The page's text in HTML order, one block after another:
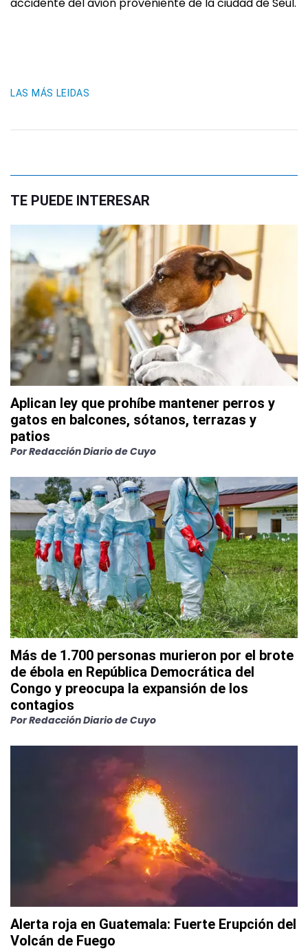
LAS MÁS LEIDAS
TE PUEDE INTERESAR
Aplican ley que prohíbe mantener perros y
gatos en balcones, sótanos, terrazas y
patios
PorRedacción Diario de Cuyo
Más de 1.700 personas murieron por el brote
de ébola en República Democrática del
Congo y preocupa la expansión de los
contagios
PorRedacción Diario de Cuyo
Alerta roja en Guatemala: Fuerte Erupción del
Volcán de Fuego